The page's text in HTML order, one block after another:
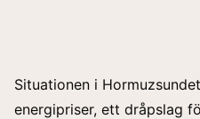
Situationen i
energipriser, ett dråpslag